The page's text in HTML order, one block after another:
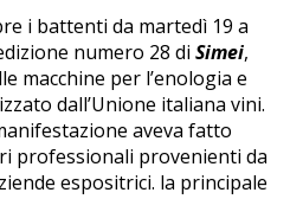
i battenti da martedì 19 a
numero 28 di Simei,
macchine per l’enologia e
dall’Unione italiana vini.
aveva fatto
professionali provenienti da
espositrici. la principale